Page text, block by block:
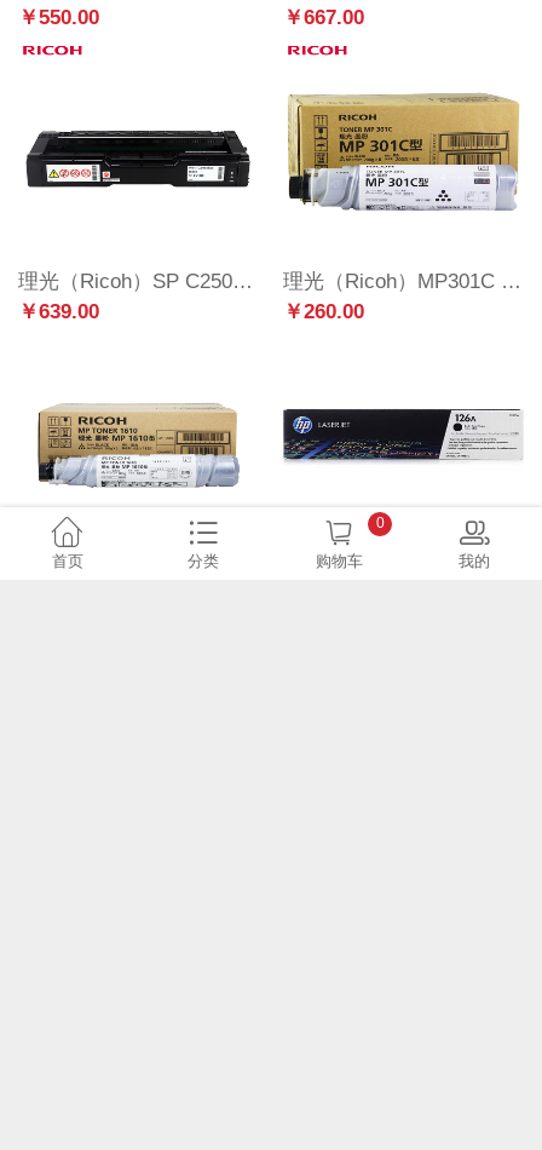
￥550.00
￥667.00
理光（Ricoh）SP C250C 黑色墨粉盒1支装 适用于SP C250DN/C261DNw/C261SFNw
￥639.00
理光（Ricoh）MP301C 碳粉1支装 适用MP301SP
￥260.00
首页 分类 购物车
0
我的